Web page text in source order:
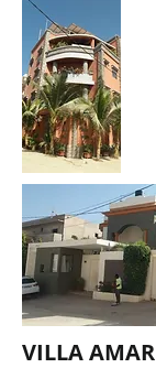
VILLA AMAR